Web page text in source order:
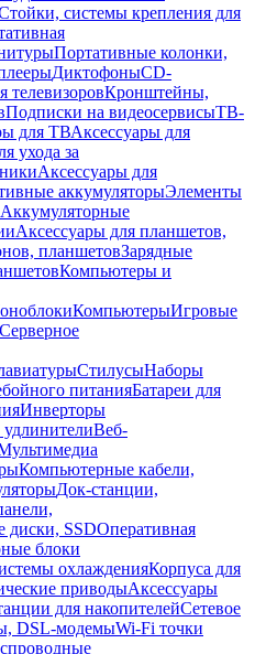
системы крепления для
Портативные колонки,
ДиктофоныCD-
телевизоровКронштейны,
Подписки на видеосервисыТВ-
для ТВАксессуары для
ухода за
Аксессуары для
аккумуляторыЭлементы
Аккумуляторные
Аксессуары для планшетов,
планшетовЗарядные
Компьютеры и
КомпьютерыИгровые
Серверное
СтилусыНаборы
питанияБатареи для
Инверторы
Веб-
Компьютерные кабели,
Док-станции,
диски, SSDОперативная
блоки
охлажденияКорпуса для
приводыАксессуары
для накопителейСетевое
DSL-модемыWi-Fi точки